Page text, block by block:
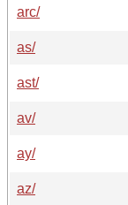
arc/
as/
ast/
av/
ay/
az/